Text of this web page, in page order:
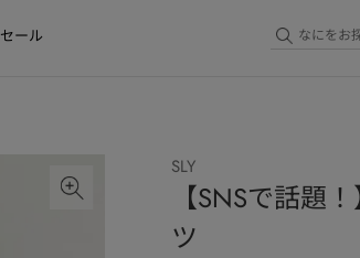
セール
SLY
【SNSで話題
ツ